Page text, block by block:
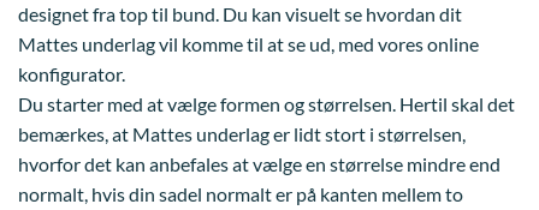
designet fra top til bund. Du kan visuelt se hvordan dit
Mattes underlag vil komme til at se ud, med vores online
konfigurator.
Du starter med at vælge formen og størrelsen. Hertil skal det
bemærkes, at Mattes underlag er lidt stort i størrelsen,
hvorfor det kan anbefales at vælge en størrelse mindre end
normalt, hvis din sadel normalt er på kanten mellem to